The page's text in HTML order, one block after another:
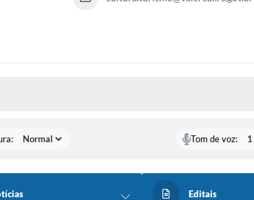
Tom de voz:
Editais